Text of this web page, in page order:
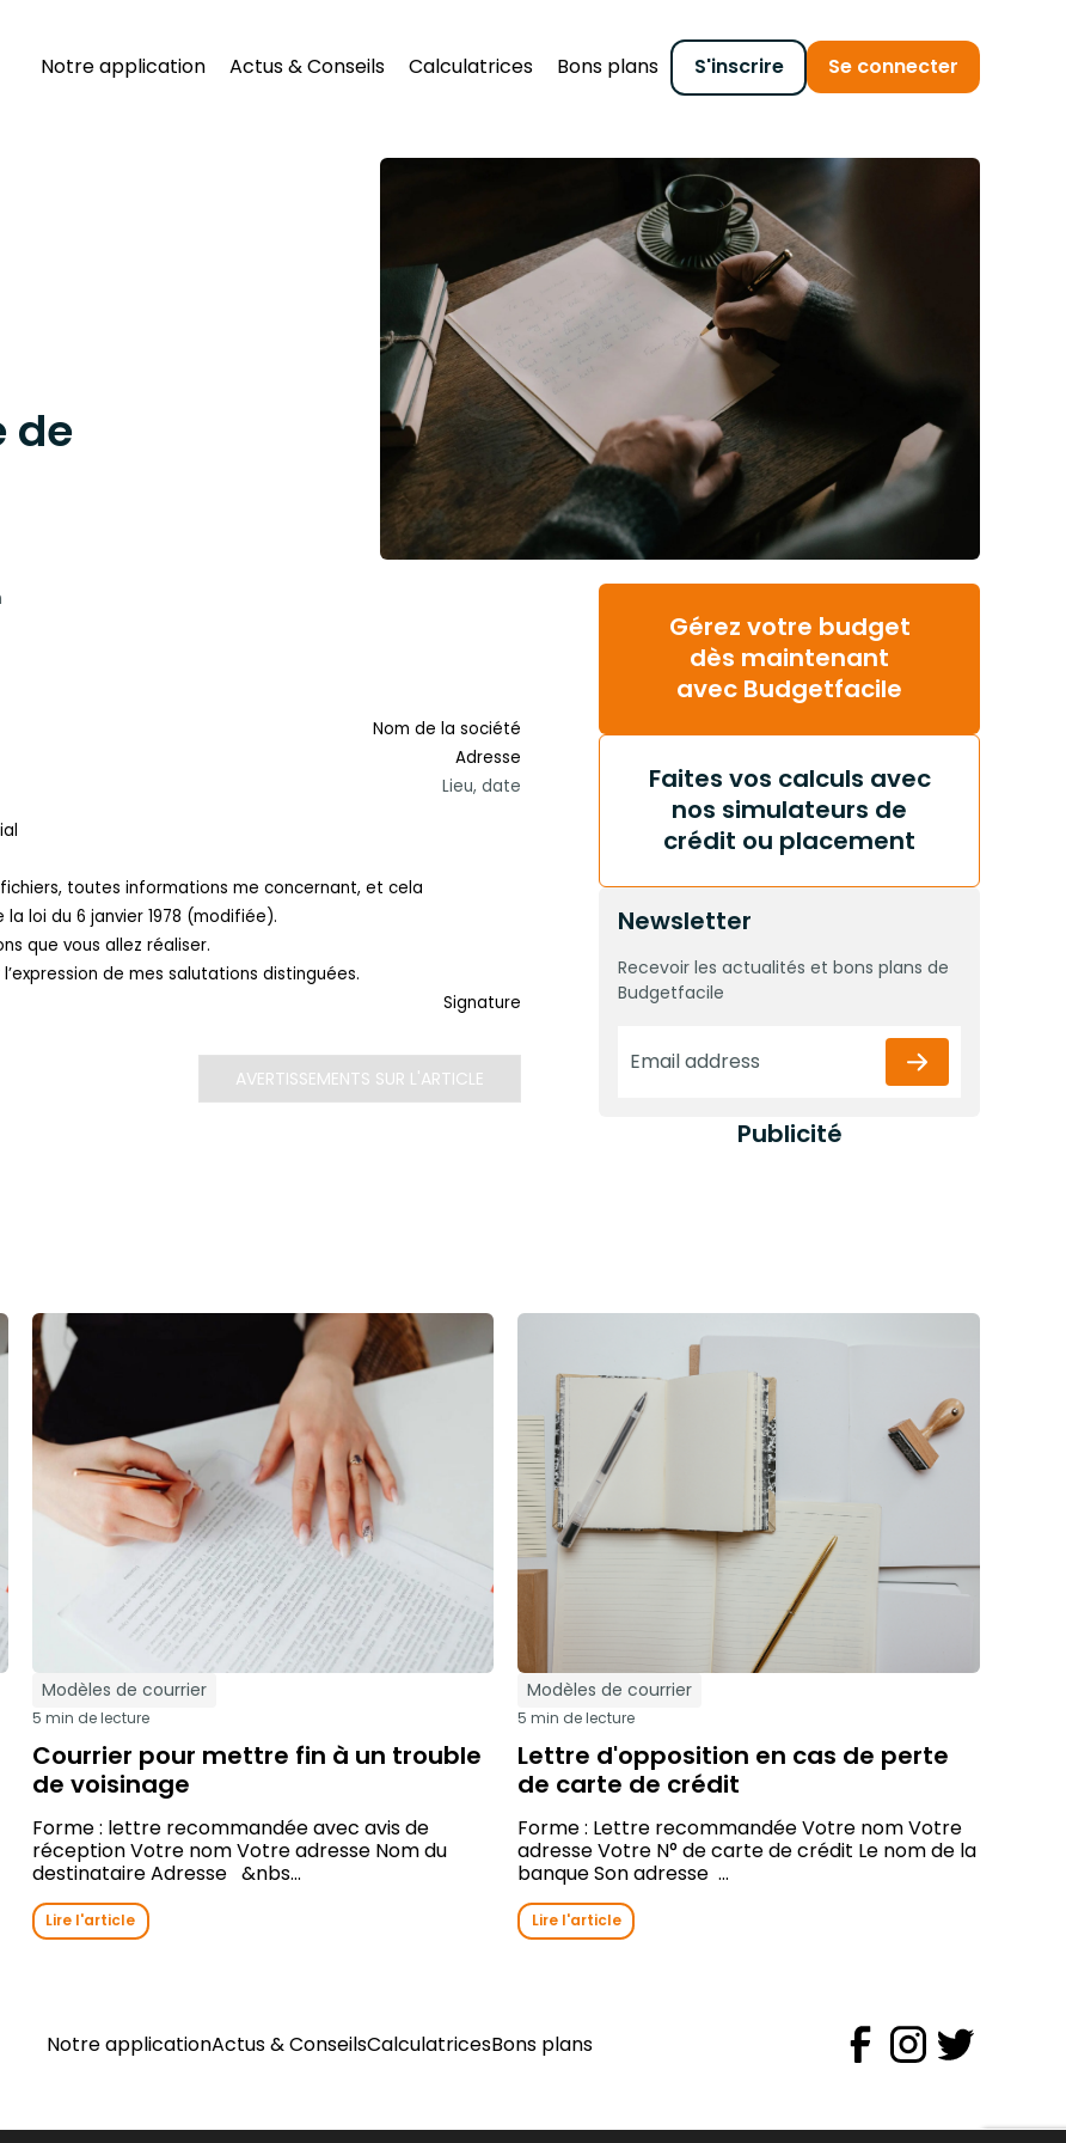
Notre application Actus & Conseils Calculatrices Bons plans S'inscrire Se connecter
de
Nom de la société
Adresse
Lieu, date
toutes informations me concernant, et cela
loi du 6 janvier 1978 (modifiée).
que vous allez réaliser.
de mes salutations distinguées.
Signature
AVERTISSEMENTS SUR L'ARTICLE
Gérez votre budget
dès maintenant
avec Budgetfacile
Faites vos calculs avec
nos simulateurs de
crédit ou placement
Newsletter
Recevoir les actualités et bons plans de
Budgetfacile
Publicité
Modèles de courrier
5 min de lecture
Courrier pour mettre fin à un trouble
de voisinage
Forme : lettre recommandée avec avis de
réception Votre nom Votre adresse Nom du
destinataire Adresse &nbs...
Lire l'article
Modèles de courrier
5 min de lecture
Lettre d'opposition en cas de perte
de carte de crédit
Forme : Lettre recommandée Votre nom Votre
adresse Votre N° de carte de crédit Le nom de la
banque Son adresse ...
Lire l'article
Notre applicationActus & ConseilsCalculatricesBons plans